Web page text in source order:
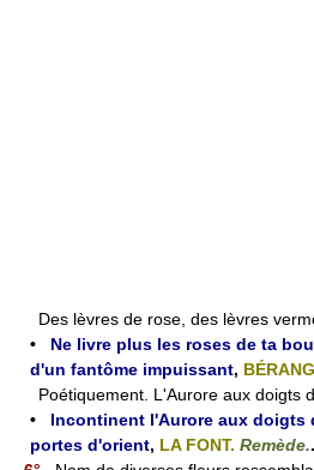
Des lèvres de rose, des lèvres
• Ne livre plus les roses de ta
d'un fantôme impuissant,
Poétiquement. L'Aurore aux doigts
• Incontinent l'Aurore aux doigts
portes d'orient, LA FONT. Remède..